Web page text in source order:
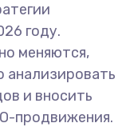
году.
меняются,
анализировать
и вносить
продвижения.